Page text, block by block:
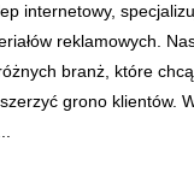
internetowy,
reklamowych.
branż, które
grono klientów.